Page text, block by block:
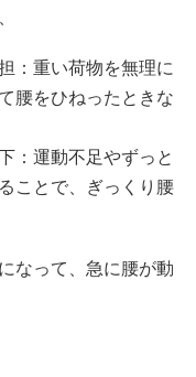
：重い荷物を無理に
腰をひねったときな
：運動不足やずっと
ことで、ぎっくり腰
なって、急に腰が動